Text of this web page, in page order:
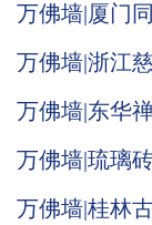
万佛墙|厦门
万佛墙|浙江
万佛墙|东华
万佛墙|琉璃
万佛墙|桂林